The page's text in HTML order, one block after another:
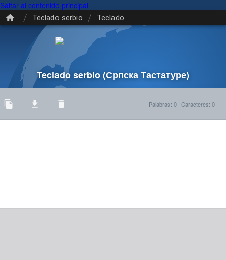
Saltar al contenido principal
/ Teclado serbio / Teclado
Teclado serbio(Српска Тастатуре)
Palabras: 0 · Caracteres: 0